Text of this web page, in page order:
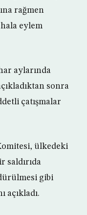
rağmen
eylem
aylarında
sonra
çatışmalar
ülkedeki
saldırıda
gibi
açıkladı.